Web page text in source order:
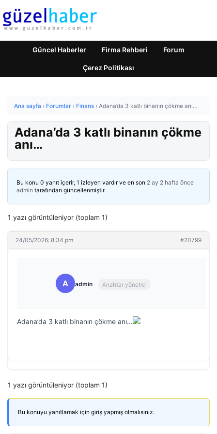
Güncel Haberler Firma Rehberi Forum
Çerez Politikası
Ana sayfa › Forumlar › Finans › Adana’da 3 katlı binanın çökme anı…
Adana’da 3 katlı binanın çökme
anı…
Bu konu 0 yanıt içerir, 1 izleyen vardır ve en son 2 ay 2 hafta önce
admin tarafından güncellenmiştir.
1 yazı görüntüleniyor (toplam 1)
24/05/2026: 8:34 pm #20799
A admin Anahtar yönetici
Adana’da 3 katlı binanın çökme anı…
1 yazı görüntüleniyor (toplam 1)
Bu konuyu yanıtlamak için giriş yapmış olmalısınız.